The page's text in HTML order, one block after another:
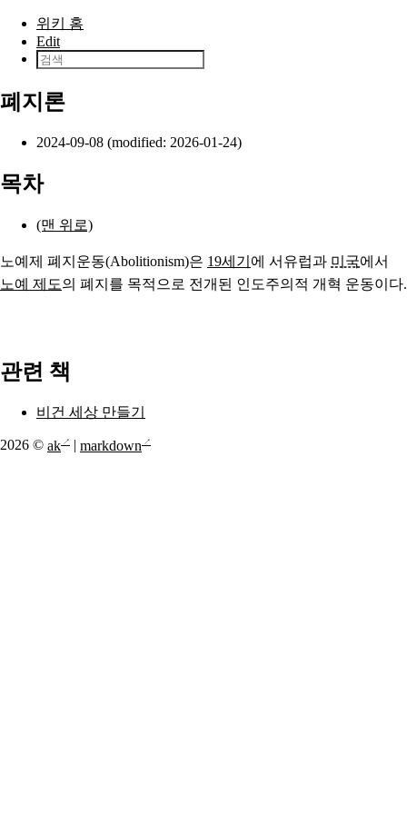
본문으로 건너뛰기
위키 홈
Edit
폐지론
2024-09-08 (modified: 2026-01-24)
목차
(맨 위로)
노예제 폐지운동(Abolitionism)은 19세기 에 서유럽과 미국에서
노예 제도의 폐지를 목적으로 전개된 인도주의적 개혁 운동이다.
관련 책
비건 세상 만들기
2026 © ak markdown